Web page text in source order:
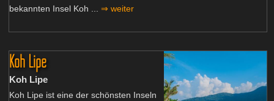
bekannten Insel Koh ... ⇒ weiter
Koh Lipe
Koh Lipe
Koh Lipe ist eine der schönsten Inseln